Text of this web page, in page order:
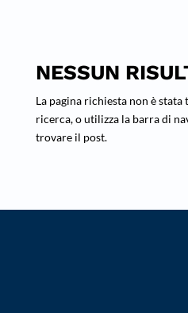
NESSUN
La pagina richiesta non è
ricerca, o utilizza la barra di
trovare il post.